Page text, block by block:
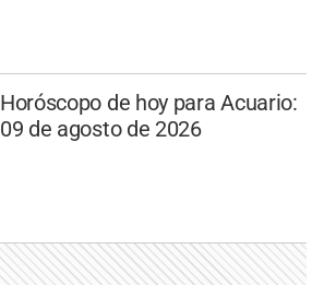
Horóscopo de hoy para Acuario:
09 de agosto de 2026